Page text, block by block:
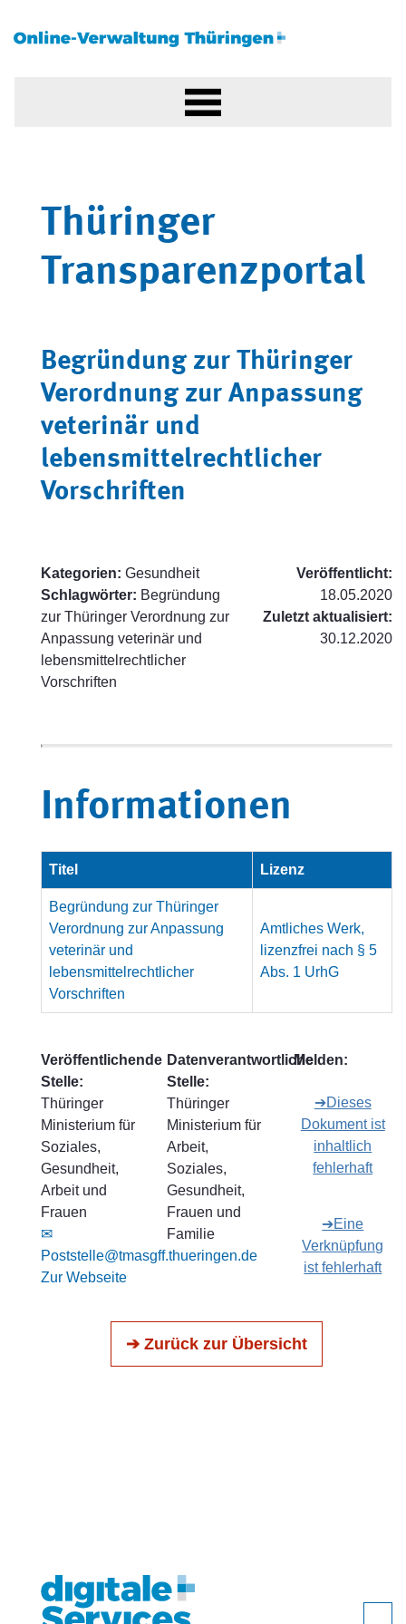
Thüringer
Transparenzportal
Begründung zur Thüringer
Verordnung zur Anpassung
veterinär und
lebensmittelrechtlicher
Vorschriften
Kategorien: Gesundheit
Schlagwörter: Begründung
zur Thüringer Verordnung zur
Anpassung veterinär und
lebensmittelrechtlicher
Vorschriften
Veröffentlicht:
18.05.2020
Zuletzt aktualisiert:
30.12.2020
Informationen
Titel Lizenz
Begründung zur Thüringer
Verordnung zur Anpassung
veterinär und
lebensmittelrechtlicher
Vorschriften
Amtliches Werk,
lizenzfrei nach § 5
Abs. 1 UrhG
Veröffentlichende
Stelle:
Thüringer
Ministerium für
Soziales,
Gesundheit,
Arbeit und
Frauen
✉
Poststelle@tmasgff.thueringen.de
Zur Webseite
Datenverantwortliche
Stelle:
Thüringer
Ministerium für
Arbeit,
Soziales,
Gesundheit,
Frauen und
Familie
Melden:
➔Dieses
Dokument ist
inhaltlich
fehlerhaft
➔Eine
Verknüpfung
ist fehlerhaft
➔ Zurück zur Übersicht